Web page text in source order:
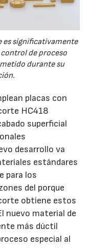
es significativamente
de proceso
durante su
placas con
HC418
superficial
desarrollo va
estándares
para los
del porque
obtiene estos
nuevo material de
más dúctil
especial al